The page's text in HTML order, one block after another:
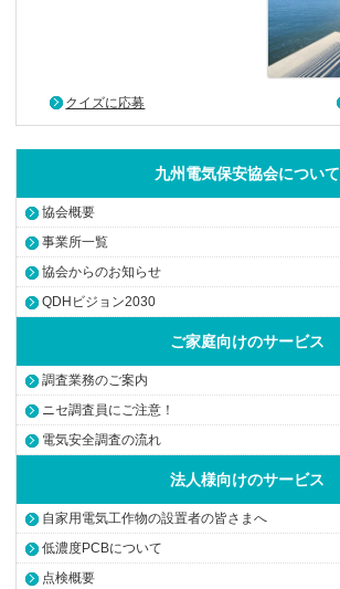
クイズに応募
九州電気保安協会について
協会概要
事業所一覧
協会からのお知らせ
QDHビジョン2030
ご家庭向けのサービス
調査業務のご案内
ニセ調査員にご注意！
電気安全調査の流れ
法人様向けのサービス
自家用電気工作物の設置者の皆さまへ
低濃度PCBについて
点検概要